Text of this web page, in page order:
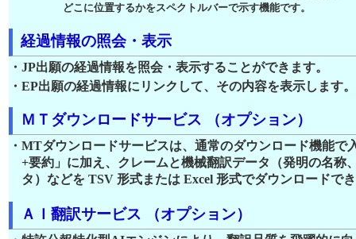
どこに位置するかをスペクトルバーで示す機能です。
経過情報の照会・表示
・JP出願の経過情報を照会・表示することができます。
・EP出願の経過情報にリンクして、その内容を表示します。
ＭＴダウンロードサービス （オプション）
・MTダウンロードサービスは、通常のダウンロード機能で
+要約」に加え、クレームと機械翻訳データ（発明の名称
タ）などを TSV 形式または Excel 形式でダウンロードで
ＡＩ翻訳サービス （オプション）